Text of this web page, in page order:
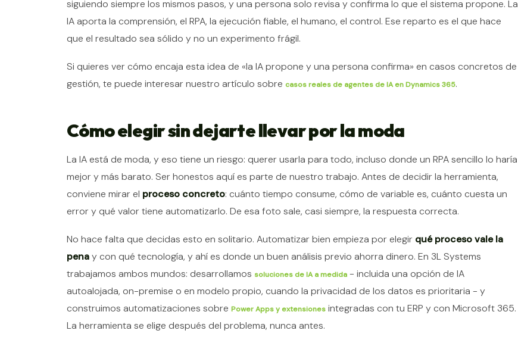
siguiendo siempre los mismos pasos, y una persona solo revisa y confirma lo que el sistema propone. La
IA aporta la comprensión, el RPA, la ejecución fiable, el humano, el control. Ese reparto es el que hace
que el resultado sea sólido y no un experimento frágil.
Si quieres ver cómo encaja esta idea de «la IA propone y una persona confirma» en casos concretos de
gestión, te puede interesar nuestro artículo sobre casos reales de agentes de IA en Dynamics 365.
Cómo elegir sin dejarte llevar por la moda
La IA está de moda, y eso tiene un riesgo: querer usarla para todo, incluso donde un RPA sencillo lo haría
mejor y más barato. Ser honestos aquí es parte de nuestro trabajo. Antes de decidir la herramienta,
conviene mirar el proceso concreto: cuánto tiempo consume, cómo de variable es, cuánto cuesta un
error y qué valor tiene automatizarlo. De esa foto sale, casi siempre, la respuesta correcta.
No hace falta que decidas esto en solitario. Automatizar bien empieza por elegir qué proceso vale la
penay con qué tecnología, y ahí es donde un buen análisis previo ahorra dinero. En 3L Systems
trabajamos ambos mundos: desarrollamos soluciones de IA a medida - incluida una opción de IA
autoalojada, on-premise o en modelo propio, cuando la privacidad de los datos es prioritaria - y
construimos automatizaciones sobre Power Apps y extensiones integradas con tu ERP y con Microsoft 365.
La herramienta se elige después del problema, nunca antes.